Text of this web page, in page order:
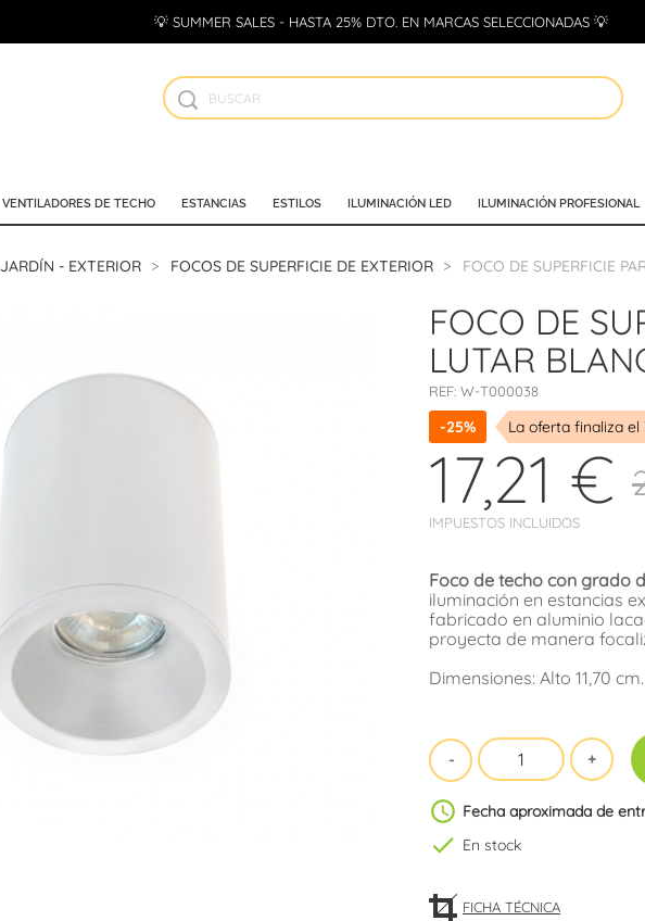
💡 SUMMER SALES - HASTA 25% DTO. EN MARCAS SELECCIONADAS 💡
VENTILADORES DE TECHO ESTANCIAS ESTILOS ILUMINACIÓN LED ILUMINACIÓN PROFESIONAL
JARDÍN - EXTERIOR FOCOS DE SUPERFICIE DE EXTERIOR FOCO DE SUPERFICIE
FOCO DE
LUTAR
REF: W-T000038
-25% La oferta finaliza el
17,21 €
IMPUESTOS INCLUIDOS
Foco de techo con grado
iluminación en estancias
fabricado en aluminio
proyecta de manera
Dimensiones: Alto 11,70
schedule Fecha aproximada de
check En stock
FICHA TÉCNICA